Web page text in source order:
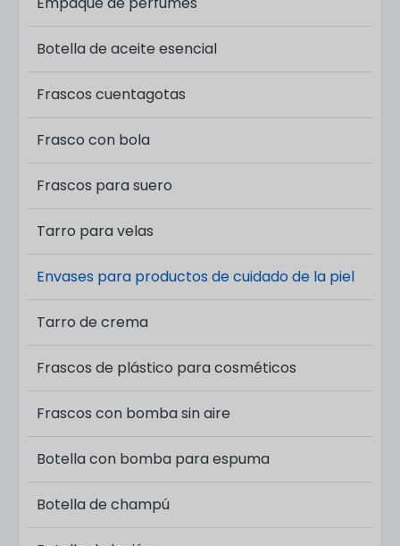
Botella de aceite esencial
Frascos cuentagotas
Frasco con bola
Frascos para suero​
Tarro para velas
Envases para productos de cuidado de la piel
Tarro de crema
Frascos de plástico para cosméticos
Frascos con bomba sin aire
Botella con bomba para espuma
Botella de champú
de la piel
que realza su marca. Ya sea que
busque opciones ecológicas, diseños elegantes
ofrecemos las soluciones de empaque
de la piel. ¡Contáctenos hoy mismo para